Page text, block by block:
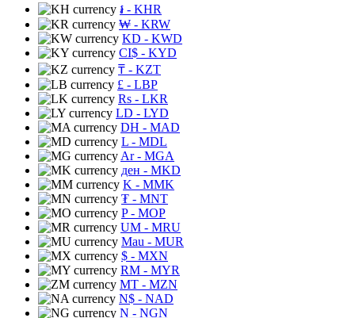
៛ - KHR
₩ - KRW
KD - KWD
CI$ - KYD
₸ - KZT
£ - LBP
Rs - LKR
LD - LYD
DH - MAD
L - MDL
Ar- MGA
ден - MKD
K - MMK
₮ - MNT
P- MOP
UM - MRU
Mau - MUR
$ - MXN
RM - MYR
MT - MZN
N$ - NAD
N - NGN